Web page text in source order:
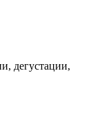
дегустации,